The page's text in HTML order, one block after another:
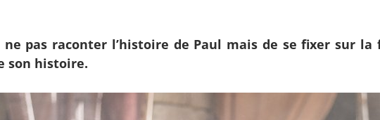
pas raconter l’histoire de Paul mais de se fixer sur la
son histoire.